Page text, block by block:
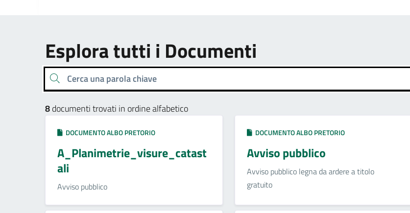
Esplora tutti i Documenti
Cerca una parola chiave
8documenti trovati in ordine alfabetico
DOCUMENTO ALBO PRETORIO
A_Planimetrie_visure_catast
ali
Avviso pubblico
DOCUMENTO ALBO PRETORIO
Avviso pubblico
Avviso pubblico legna da ardere a titolo
gratuito